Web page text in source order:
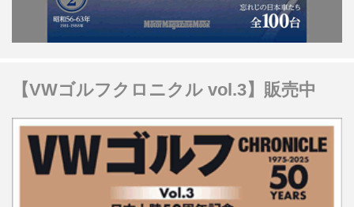
【VWゴルフクロニクル vol.3】販売中